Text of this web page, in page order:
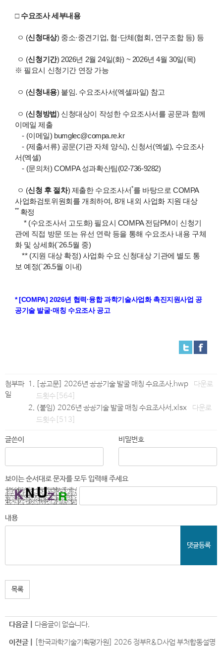
□ 수요조사 세부내용
ㅇ (신청대상) 중소·중견기업, 협·단체(협회, 연구조합 등) 등
ㅇ (신청기간) 2026년 2월 24일(화) ~ 2026년 4월 30일(목)
※ 필요시 신청기간 연장 가능
ㅇ (신청내용) 붙임. 수요조사서(엑셀파일) 참고
ㅇ (신청방법) 신청대상이 작성한 수요조사서를 공문과 함께
이메일 제출
- (이메일) bumglec@compa.re.kr
- (제출서류) 공문(기관 자체 양식), 신청서(엑셀), 수요조사
서(엑셀)
- (문의처) COMPA 성과확산팀(02-736-9282)
ㅇ (신청 후 절차) 제출한 수요조사서*를 바탕으로 COMPA
사업화검토위원회를 개최하여, 8개 내외 사업화 지원 대상
**확정
* (수요조사서 고도화) 필요시 COMPA 전담PM이 신청기
관에 직접 방문 또는 유선 연락 등을 통해 수요조사 내용 구체
화 및 상세화(`26.5월 중)
** (지원 대상 확정) 사업화 수요 신청대상 기관에 별도 통
보 예정(`26.5월 이내)
*[COMPA]2026년 협력·융합 과학기술사업화 촉진지원사업 공
공기술 발굴·매칭 수요조사 공고
첨부파
일
[공고문] 2026년 공공기술 발굴 매칭 수요조사.hwp
다운로
드횟수[564]
(붙임) 2026년 공공기술 발굴 매칭 수요조사서.xlsx
다운로
드횟수[513]
글쓴이 비밀번호
보이는 순서대로 문자를 모두 입력해 주세요
내용
댓글등록
목록
다음글 | 다음글이 없습니다.
이전글 |
[한국과학기술기획평가원] 2026 정부R&D사업 부처합동설명